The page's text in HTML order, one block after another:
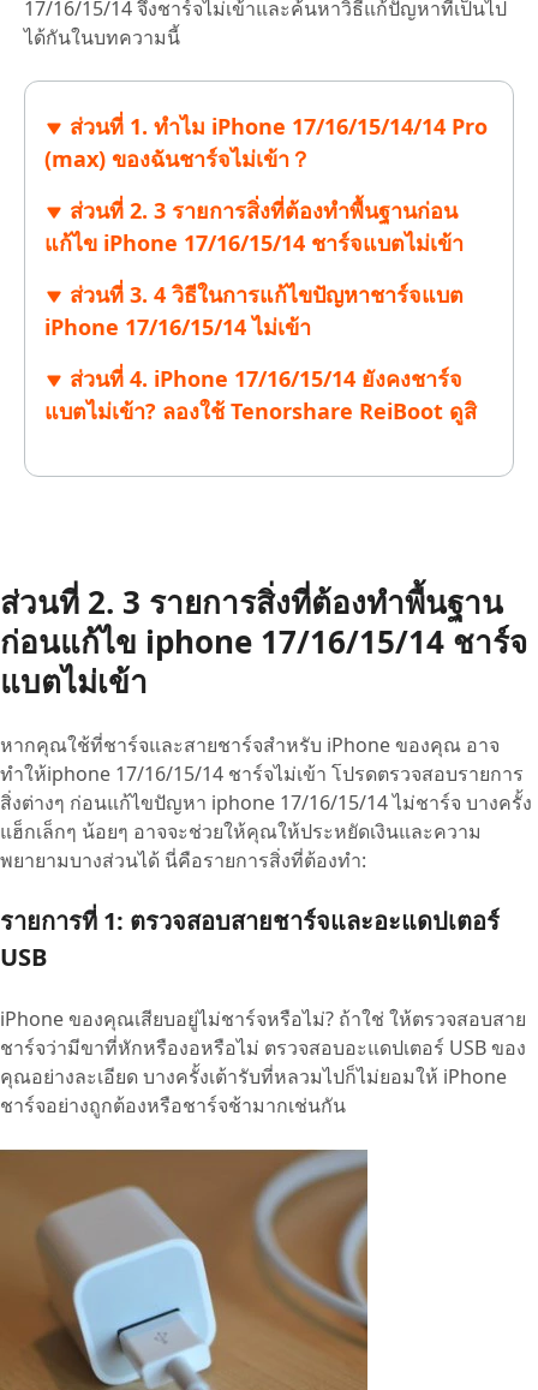
17/16/15/14 จึงชาร์จไม่เข้าและค้นหาวิธีแก้ปัญหาที่เป็นไป
ได้กันในบทความนี้
ส่วนที่ 1. ทำไม iPhone 17/16/15/14/14 Pro
(max) ของฉันชาร์จไม่เข้า？
ส่วนที่ 2. 3 รายการสิ่งที่ต้องทำพื้นฐานก่อน
แก้ไข iPhone 17/16/15/14 ชาร์จแบตไม่เข้า
ส่วนที่ 3. 4 วิธีในการแก้ไขปัญหาชาร์จแบต
iPhone 17/16/15/14 ไม่เข้า
ส่วนที่ 4. iPhone 17/16/15/14 ยังคงชาร์จ
แบตไม่เข้า? ลองใช้ Tenorshare ReiBoot ดูสิ
ส่วนที่ 2. 3 รายการสิ่งที่ต้องทำพื้นฐาน
ก่อนแก้ไข iphone 17/16/15/14 ชาร์จ
แบตไม่เข้า
หากคุณใช้ที่ชาร์จและสายชาร์จสำหรับ iPhone ของคุณ อาจ
ทำให้iphone 17/16/15/14 ชาร์จไม่เข้า โปรดตรวจสอบรายการ
สิ่งต่างๆ ก่อนแก้ไขปัญหา iphone 17/16/15/14 ไม่ชาร์จ บางครั้ง
แฮ็กเล็กๆ น้อยๆ อาจจะช่วยให้คุณให้ประหยัดเงินและความ
พยายามบางส่วนได้ นี่คือรายการสิ่งที่ต้องทำ:
รายการที่ 1: ตรวจสอบสายชาร์จและอะแดปเตอร์
USB
iPhone ของคุณเสียบอยู่ไม่ชาร์จหรือไม่? ถ้าใช่ ให้ตรวจสอบสาย
ชาร์จว่ามีขาที่หักหรืองอหรือไม่ ตรวจสอบอะแดปเตอร์ USB ของ
คุณอย่างละเอียด บางครั้งเต้ารับที่หลวมไปก็ไม่ยอมให้ iPhone
ชาร์จอย่างถูกต้องหรือชาร์จช้ามากเช่นกัน